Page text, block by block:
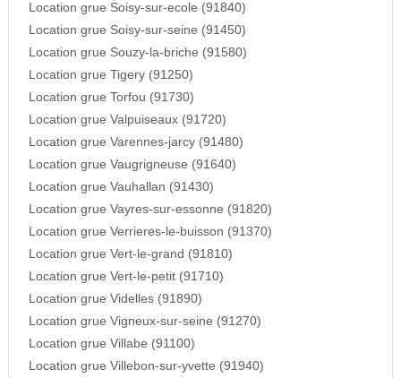
Location grue Soisy-sur-ecole (91840)
Location grue Soisy-sur-seine (91450)
Location grue Souzy-la-briche (91580)
Location grue Tigery (91250)
Location grue Torfou (91730)
Location grue Valpuiseaux (91720)
Location grue Varennes-jarcy (91480)
Location grue Vaugrigneuse (91640)
Location grue Vauhallan (91430)
Location grue Vayres-sur-essonne (91820)
Location grue Verrieres-le-buisson (91370)
Location grue Vert-le-grand (91810)
Location grue Vert-le-petit (91710)
Location grue Videlles (91890)
Location grue Vigneux-sur-seine (91270)
Location grue Villabe (91100)
Location grue Villebon-sur-yvette (91940)